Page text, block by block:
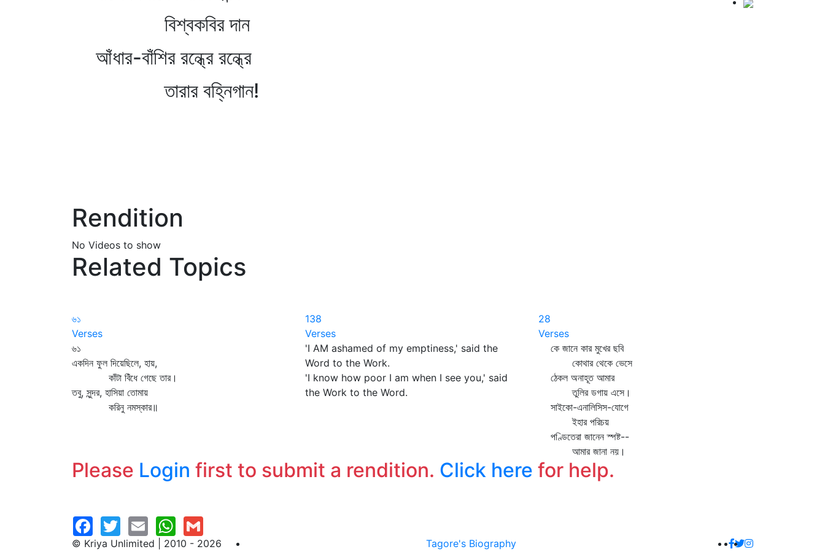
বিশ্বকবির দান
আঁধার-বাঁশির রন্ধ্রে রন্ধ্রে
তারার বহ্নিগান!
Rendition
No Videos to show
Related Topics
৬১
Verses
৬১
একদিন ফুল দিয়েছিলে, হায়,
কাঁটা বিঁধে গেছে তার।
তবু, সুন্দর, হাসিয়া তোমায়
করিনু নমস্কার॥
138
Verses
'I AM ashamed of my emptiness,' said the
Word to the Work.
'I know how poor I am when I see you,' said
the Work to the Word.
28
Verses
কে জানে কার মুখের ছবি
কোথার থেকে ভেসে
ঠেকল অনাহূত আমার
তুলির ডগায় এসে।
সাইকো-এনালিসিস-যোগে
ইহার পরিচয়
পণ্ডিতেরা জানেন স্পষ্ট--
আমার জানা নয়।
Please Login first to submit a rendition. Click here for help.
© Kriya Unlimited | 2010 - 2026 Tagore's Biography